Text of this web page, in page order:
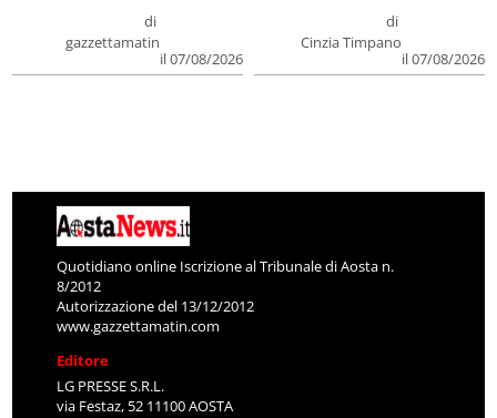
di
gazzettamatin
il 07/08/2026
di
Cinzia Timpano
il 07/08/2026
Quotidiano online Iscrizione al Tribunale di Aosta n.
8/2012
Autorizzazione del 13/12/2012
www.gazzettamatin.com
Editore
LG PRESSE S.R.L.
via Festaz, 52 11100 AOSTA